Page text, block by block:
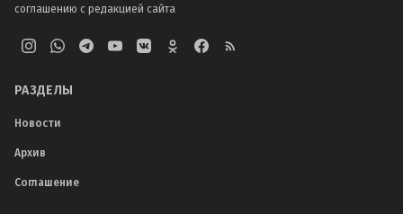
соглашению с редакцией сайта
РАЗДЕЛЫ
Новости
Архив
Соглашение